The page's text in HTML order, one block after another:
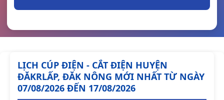
LỊCH CÚP ĐIỆN - CẮT ĐIỆN HUYỆN
ĐĂKRLẤP, ĐĂK NÔNG MỚI NHẤT TỪ NGÀY
07/08/2026 ĐẾN 17/08/2026